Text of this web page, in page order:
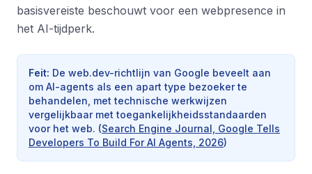
basisvereiste beschouwt voor een webpresence in
het AI-tijdperk.
Feit: De web.dev-richtlijn van Google beveelt aan
om AI-agents als een apart type bezoeker te
behandelen, met technische werkwijzen
vergelijkbaar met toegankelijkheidsstandaarden
voor het web. (Search Engine Journal, Google Tells
Developers To Build For AI Agents, 2026)